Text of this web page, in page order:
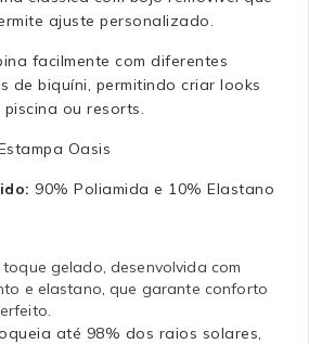
ajuste personalizado.
facilmente com diferentes
de biquíni, permitindo criar looks
ou resorts.
Oasis
90% Poliamida e 10% Elastano
gelado, desenvolvida com
e elastano, que garante conforto
até 98% dos raios solares,